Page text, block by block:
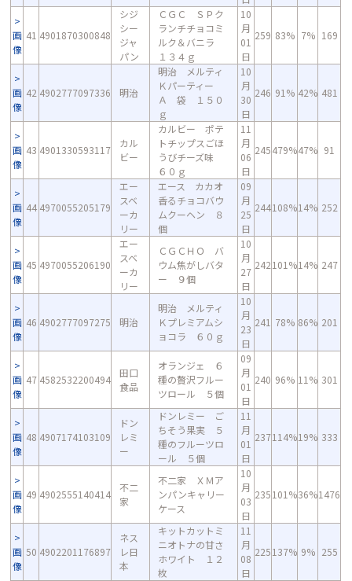
画
像
41 4901870300848
シジ
シー
ジャ
パン
ＣＧＣ ＳＰク
ランチチョコミ
ルク＆バニラ
１３４ｇ
10
月
01
日
259 83% 7% 169
画
像
42 4902777097336 明治
明治 メルティ
Ｋパーティー
Ａ 袋 １５０
ｇ
10
月
30
日
246 91% 42% 481
画
像
43 4901330593117
カル
ビー
カルビー ポテ
トチップスごほ
うびチーズ味
６０ｇ
11
月
06
日
245479%47% 91
画
像
44 4970055205179
エー
スベ
ーカ
リー
エース カカオ
香るチョコバウ
ムクーヘン ８
個
09
月
25
日
244108%14% 252
画
像
45 4970055206190
エー
スベ
ーカ
リー
ＣＧＣＨＯ バ
ウム焦がしバタ
ー ９個
10
月
27
日
242101%14% 247
画
像
46 4902777097275 明治
明治 メルティ
Ｋプレミアムシ
ョコラ ６０ｇ
10
月
23
日
241 78% 86% 201
画
像
47 4582532200494
田口
食品
オランジェ ６
種の贅沢フルー
ツロール ５個
09
月
01
日
240 96% 11% 301
画
像
48 4907174103109
ドン
レミ
ー
ドンレミー ご
ちそう果実 ５
種のフルーツロ
ール ５個
11
月
01
日
237114%19% 333
画
像
49 4902555140414
不二
家
不二家 ＸＭア
ンパンキャリー
ケース
10
月
03
日
235101%36%1476
画
像
50 4902201176897
ネス
レ日
本
キットカットミ
ニオトナの甘さ
ホワイト １２
枚
11
月
08
日
225137% 9% 255